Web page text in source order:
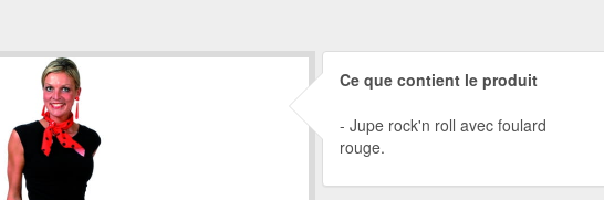
Ce que contient le produit
Jupe rock'n roll avec foulard
rouge.